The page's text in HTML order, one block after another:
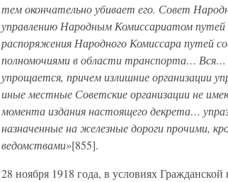
тем окончательно убивает его. Совет
управлению Народным Комиссариатом путей
распоряжения Народного Комиссара путей
полномочиями в области транспорта…
упрощается, причем излишние организации
иные местные Советские организации не
момента издания настоящего декрета…
назначенные на железные дороги прочими,
ведомствами»[855].
28 ноября 1918 года, в условиях